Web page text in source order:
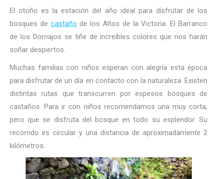
El otoño es la estación del año ideal para disfrutar de los
bosques de castaño de los Altos de la Victoria. El Barranco
de los Dornajos se tiñe de increíbles colores que nos harán
soñar despiertos.
Muchas familias con niños esperan con alegría esta época
para disfrutar de un día en contacto con la naturaleza. Existen
distintas rutas que transcurren por espesos bosques de
castaños. Para ir con niños recomendamos una muy corta,
pero que se disfruta del bosque en todo su esplendor. Su
recorrido es circular y una distancia de aproximadamente 2
kilómetros.